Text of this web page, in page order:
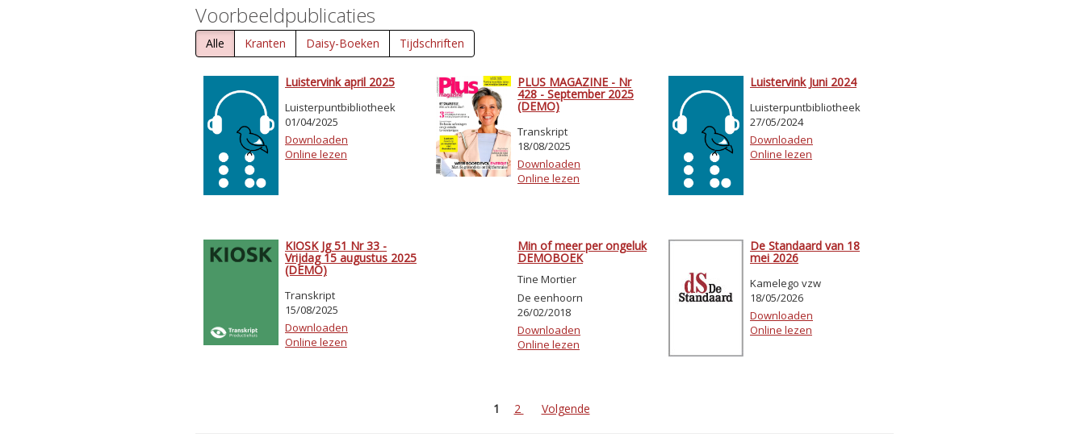
Voorbeeldpublicaties
Alle Kranten Daisy-Boeken Tijdschriften
Luistervink april 2025
Luisterpuntbibliotheek
01/04/2025
Downloaden
Online lezen
PLUS MAGAZINE - Nr
428 - September 2025
(DEMO)
Transkript
18/08/2025
Downloaden
Online lezen
Luistervink Juni 2024
Luisterpuntbibliotheek
27/05/2024
Downloaden
Online lezen
KIOSK Jg 51 Nr 33 -
Vrijdag 15 augustus 2025
(DEMO)
Transkript
15/08/2025
Downloaden
Online lezen
Min of meer per ongeluk
DEMOBOEK
Tine Mortier
De eenhoorn
26/02/2018
Downloaden
Online lezen
De Standaard van 18
mei 2026
Kamelego vzw
18/05/2026
Downloaden
Online lezen
1 2 Volgende